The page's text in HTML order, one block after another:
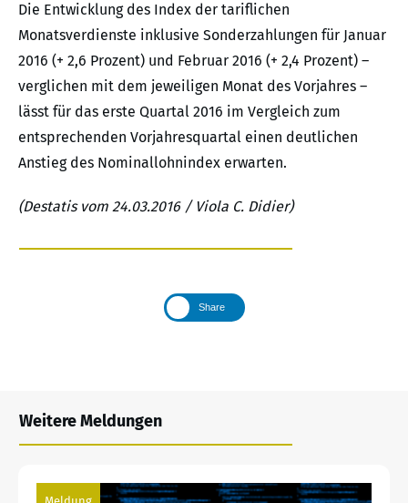
Die Entwicklung des Index der tariflichen
Monatsverdienste inklusive Sonderzahlungen für Januar
2016 (+ 2,6 Prozent) und Februar 2016 (+ 2,4 Prozent) –
verglichen mit dem jeweiligen Monat des Vorjahres –
lässt für das erste Quartal 2016 im Vergleich zum
entsprechenden Vorjahresquartal einen deutlichen
Anstieg des Nominallohnindex erwarten.
(Destatis vom 24.03.2016 / Viola C. Didier)
Share
Weitere Meldungen